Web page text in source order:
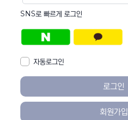
SNS로 빠르게 로그인
자동로그인
로그인
회원가입